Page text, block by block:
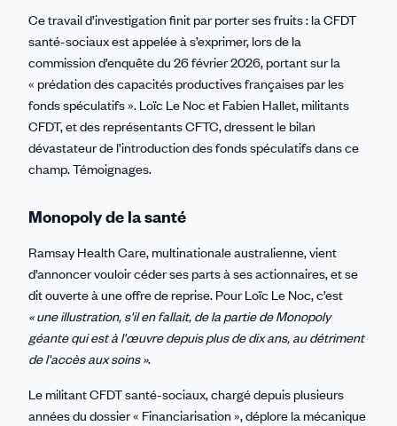
Ce travail d’investigation finit par porter ses fruits : la CFDT
santé-sociaux est appelée à s’exprimer, lors de la
commission d’enquête du 26 février 2026, portant sur la
« prédation des capacités productives françaises par les
fonds spéculatifs ». Loïc Le Noc et Fabien Hallet, militants
CFDT, et des représentants CFTC, dressent le bilan
dévastateur de l’introduction des fonds spéculatifs dans ce
champ. Témoignages.
Monopoly de la santé
Ramsay Health Care, multinationale australienne, vient
d’annoncer vouloir céder ses parts à ses actionnaires, et se
dit ouverte à une offre de reprise. Pour Loïc Le Noc, c’est
« une illustration, s'il en fallait, de la partie de Monopoly
géante qui est à l'œuvre depuis plus de dix ans, au détriment
de l'accès aux soins ».
Le militant CFDT santé-sociaux, chargé depuis plusieurs
années du dossier « Financiarisation », déplore la mécanique